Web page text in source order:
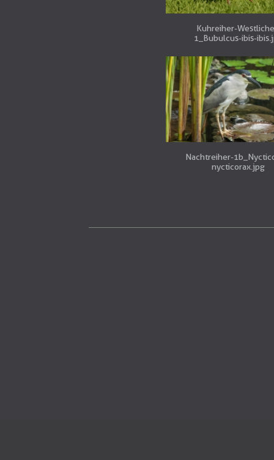
Kuhreiher-
1_Bubulcus-ibis-
Nachtreiher-
nycticorax.jpg